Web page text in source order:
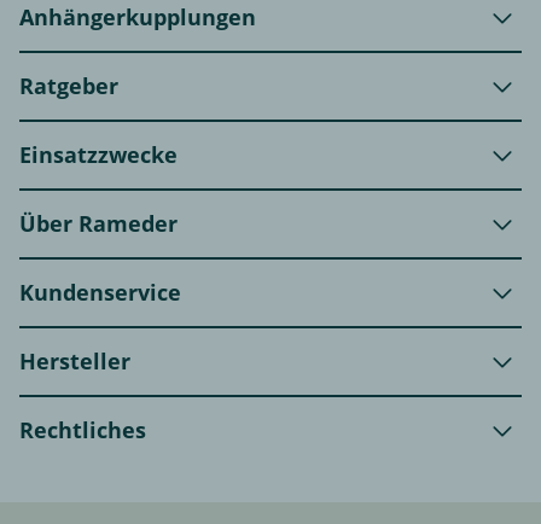
Anhängerkupplungen
Ratgeber
Einsatzzwecke
Über Rameder
Kundenservice
Hersteller
Rechtliches